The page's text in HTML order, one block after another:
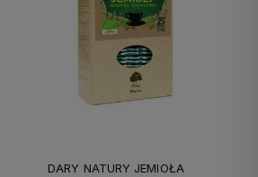
DARY NATURY JEMIOŁA